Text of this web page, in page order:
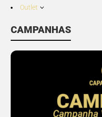
Outlet 3
CAMPANHAS